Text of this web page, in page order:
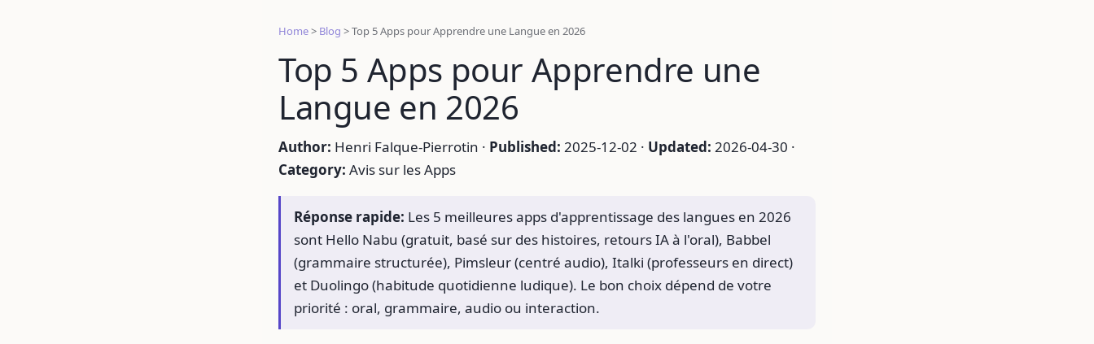
Home> Blog >Top 5 Apps pour Apprendre une Langue en 2026
Top 5 Apps pour Apprendre une
Langue en 2026
Author: Henri Falque-Pierrotin · Published: 2025-12-02 · Updated: 2026-04-30 ·
Category: Avis sur les Apps
Réponse rapide: Les 5 meilleures apps d'apprentissage des langues en 2026
sont Hello Nabu (gratuit, basé sur des histoires, retours IA à l'oral), Babbel
(grammaire structurée), Pimsleur (centré audio), Italki (professeurs en direct)
et Duolingo (habitude quotidienne ludique). Le bon choix dépend de votre
priorité : oral, grammaire, audio ou interaction.